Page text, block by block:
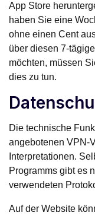
App Store
haben Sie eine
ohne einen Cent
über diesen 7-
möchten, müssen
dies zu tun.
Die technische
angebotenen VPN-
Interpretationen.
Programms gibt es
verwendeten
Auf der Website